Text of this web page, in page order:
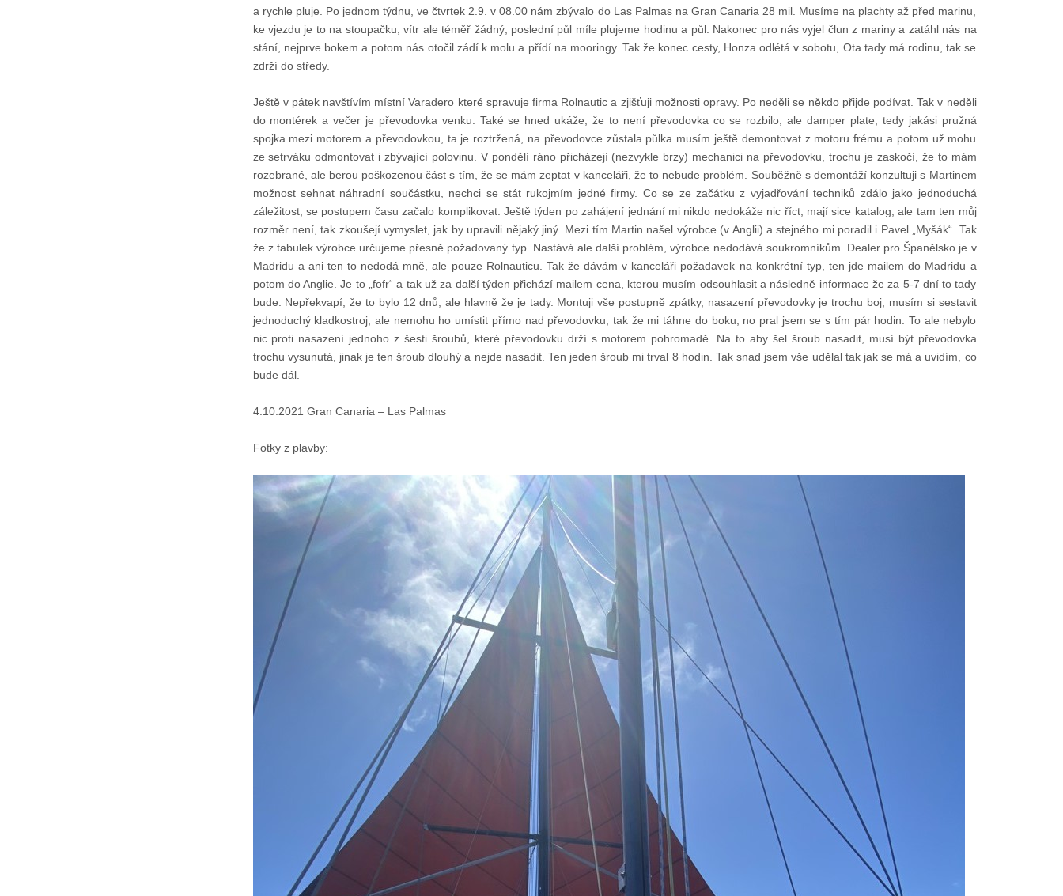
a rychle pluje. Po jednom týdnu, ve čtvrtek 2.9. v 08.00 nám zbývalo do Las Palmas na Gran Canaria 28 mil. Musíme na plachty až před marinu,
ke vjezdu je to na stoupačku, vítr ale téměř žádný, poslední půl míle plujeme hodinu a půl. Nakonec pro nás vyjel člun z mariny a zatáhl nás na
stání, nejprve bokem a potom nás otočil zádí k molu a přídí na mooringy. Tak že konec cesty, Honza odlétá v sobotu, Ota tady má rodinu, tak se
zdrží do středy.
Ještě v pátek navštívím místní Varadero které spravuje firma Rolnautic a zjišťuji možnosti opravy. Po neděli se někdo přijde podívat. Tak v neděli
do montérek a večer je převodovka venku. Také se hned ukáže, že to není převodovka co se rozbilo, ale damper plate, tedy jakási pružná
spojka mezi motorem a převodovkou, ta je roztržená, na převodovce zůstala půlka musím ještě demontovat z motoru frému a potom už mohu
ze setrváku odmontovat i zbývající polovinu. V pondělí ráno přicházejí (nezvykle brzy) mechanici na převodovku, trochu je zaskočí, že to mám
rozebrané, ale berou poškozenou část s tím, že se mám zeptat v kanceláři, že to nebude problém. Souběžně s demontáží konzultuji s Martinem
možnost sehnat náhradní součástku, nechci se stát rukojmím jedné firmy. Co se ze začátku z vyjadřování techniků zdálo jako jednoduchá
záležitost, se postupem času začalo komplikovat. Ještě týden po zahájení jednání mi nikdo nedokáže nic říct, mají sice katalog, ale tam ten můj
rozměr není, tak zkoušejí vymyslet, jak by upravili nějaký jiný. Mezi tím Martin našel výrobce (v Anglii) a stejného mi poradil i Pavel „Myšák“. Tak
že z tabulek výrobce určujeme přesně požadovaný typ. Nastává ale další problém, výrobce nedodává soukromníkům. Dealer pro Španělsko je v
Madridu a ani ten to nedodá mně, ale pouze Rolnauticu. Tak že dávám v kanceláři požadavek na konkrétní typ, ten jde mailem do Madridu a
potom do Anglie. Je to „fofr“ a tak už za další týden přichází mailem cena, kterou musím odsouhlasit a následně informace že za 5-7 dní to tady
bude. Nepřekvapí, že to bylo 12 dnů, ale hlavně že je tady. Montuji vše postupně zpátky, nasazení převodovky je trochu boj, musím si sestavit
jednoduchý kladkostroj, ale nemohu ho umístit přímo nad převodovku, tak že mi táhne do boku, no pral jsem se s tím pár hodin. To ale nebylo
nic proti nasazení jednoho z šesti šroubů, které převodovku drží s motorem pohromadě. Na to aby šel šroub nasadit, musí být převodovka
trochu vysunutá, jinak je ten šroub dlouhý a nejde nasadit. Ten jeden šroub mi trval 8 hodin. Tak snad jsem vše udělal tak jak se má a uvidím, co
bude dál.
4.10.2021 Gran Canaria – Las Palmas
Fotky z plavby: